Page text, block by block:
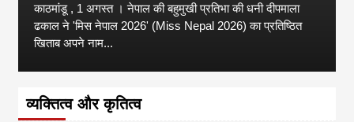
काठमांडू , 1 अगस्त । नेपाल की बहुमुखी प्रतिभा की धनी दीपमाला
ढकाल ने 'मिस नेपाल 2026' (Miss Nepal 2026) का प्रतिष्ठित
खिताब अपने नाम...
व्यक्तित्व और कृतित्व